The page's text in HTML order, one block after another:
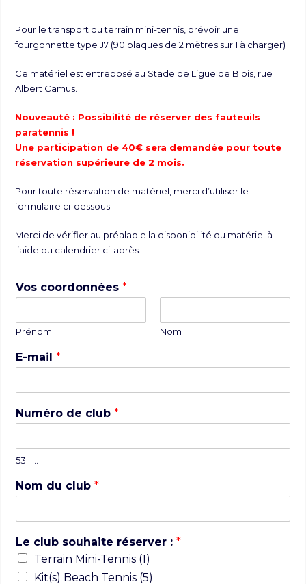
Pour le transport du terrain mini-tennis, prévoir une
fourgonnette type J7 (90 plaques de 2 mètres sur 1 à charger)
Ce matériel est entreposé au Stade de Ligue de Blois, rue
Albert Camus.
Nouveauté : Possibilité de réserver des fauteuils
paratennis !
Une participation de 40€ sera demandée pour toute
réservation supérieure de 2 mois.
Pour toute réservation de matériel, merci d’utiliser le
formulaire ci-dessous.
Merci de vérifier au préalable la disponibilité du matériel à
l’aide du calendrier ci-après.
Vos coordonnées*
Prénom Nom
E-mail*
Numéro de club*
53……
Nom du club*
Le club souhaite réserver :*
Terrain Mini-Tennis (1)
Kit(s) Beach Tennis (5)